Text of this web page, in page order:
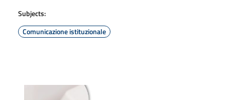
Subjects:
Comunicazione istituzionale